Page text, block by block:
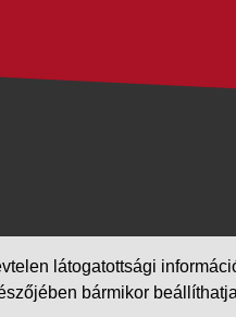
látogatottsági
bármikor